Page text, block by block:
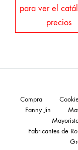
para ver el
precios
Compra
Fanny Jin
Fabricantes de